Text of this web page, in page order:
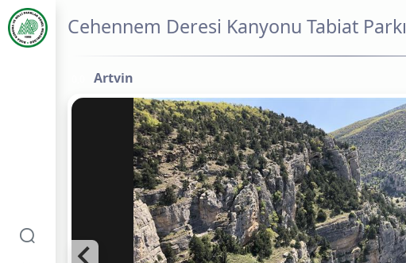
Cehennem Deresi Kanyonu Tabiat Parkı
Artvin